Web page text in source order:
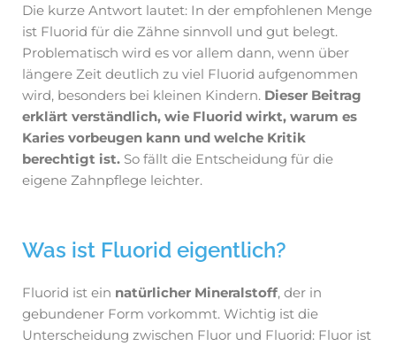
Die kurze Antwort lautet: In der empfohlenen Menge
ist Fluorid für die Zähne sinnvoll und gut belegt.
Problematisch wird es vor allem dann, wenn über
längere Zeit deutlich zu viel Fluorid aufgenommen
wird, besonders bei kleinen Kindern. Dieser Beitrag
erklärt verständlich, wie Fluorid wirkt, warum es
Karies vorbeugen kann und welche Kritik
berechtigt ist. So fällt die Entscheidung für die
eigene Zahnpflege leichter.
Was ist Fluorid eigentlich?
Fluorid ist ein natürlicher Mineralstoff, der in
gebundener Form vorkommt. Wichtig ist die
Unterscheidung zwischen Fluor und Fluorid: Fluor ist